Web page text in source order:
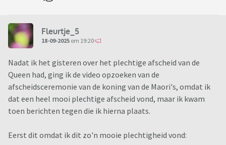
Fleurtje_5
18-09-2025 om 19:20
Nadat ik het gisteren over het plechtige afscheid van de
Queen had, ging ik de video opzoeken van de
afscheidsceremonie van de koning van de Maori's, omdat ik
dat een heel mooi plechtige afscheid vond, maar ik kwam
toen berichten tegen die ik hierna plaats.
Eerst dit omdat ik dit zo'n mooie plechtigheid vond: